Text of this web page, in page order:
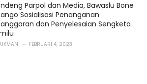
Parpol dan Media, Bawaslu Bone
Sosialisasi Penanganan
dan Penyelesaian Sengketa
FEBRUARI 4, 2023